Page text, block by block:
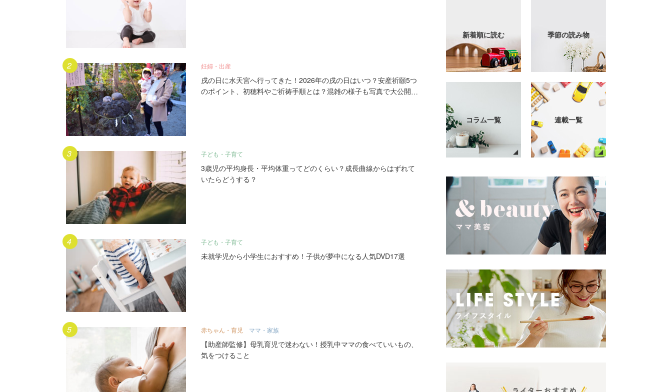
妊婦・出産
戌の日に水天宮へ行ってきた！2026年の戌の日はいつ？安産祈願5つ
のポイント、初穂料やご祈祷手順とは？混雑の様子も写真で大公開。
子ども・子育て
3歳児の平均身長・平均体重ってどのくらい？成長曲線からはずれて
いたらどうする？
子ども・子育て
未就学児から小学生におすすめ！子供が夢中になる人気DVD17選
赤ちゃん・育児 ママ・家族
【助産師監修】母乳育児で迷わない！授乳中ママの食べていいもの、
気をつけること
新着順に読む 季節の読み物
コラム一覧 連載一覧